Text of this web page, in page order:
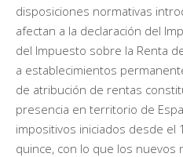
disposiciones normativas
afectan a la declaración del
del Impuesto sobre la Renta
a establecimientos
de atribución de rentas
presencia en territorio de
impositivos iniciados desde el
quince, con lo que los nuevos